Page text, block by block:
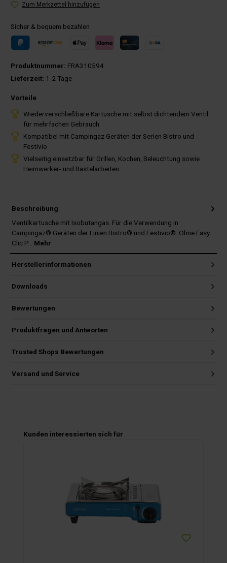
Zum Merkzettel hinzufügen
Sicher & bequem bezahlen
Produktnummer: FRA310594
Lieferzeit: 1-2 Tage
Vorteile
Wiederverschließbare Kartusche mit selbst dichtendem Ventil
für mehrfachen Gebrauch
Kompatibel mit Campingaz Geräten der Serien Bistro und
Festivio
Vielseitig einsetzbar für Grillen, Kochen, Beleuchtung sowie
Heimwerker- und Bastelarbeiten
Beschreibung
Ventilkartusche mit Isobutangas. Für die Verwendung in
Campingaz® Geräten der Linien Bistro® und Festivio®. Ohne Easy
Clic P… Mehr
Herstellerinformationen
Downloads
Bewertungen
Produktfragen und Antworten
Trusted Shops Bewertungen
Versand und Service
Produktgalerie überspringen
Kunden interessierten sich für